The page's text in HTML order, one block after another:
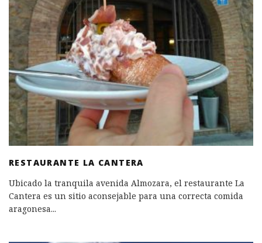
RESTAURANTE LA CANTERA
Ubicado la tranquila avenida Almozara, el restaurante La
Cantera es un sitio aconsejable para una correcta comida
aragonesa...